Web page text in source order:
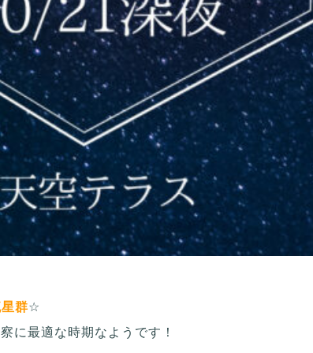
群☆
に最適な時期なようです！